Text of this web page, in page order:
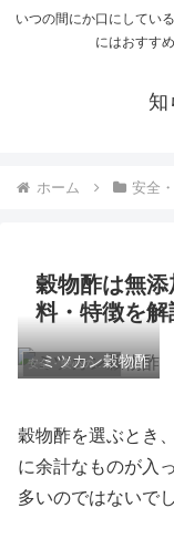
いつの間にか口にしてい
にはおすす
知
ホーム 安全
穀物酢は無
料・特徴を解
安全・安心の商品
ミツカン穀物酢
穀物酢を選ぶとき
に余計なものが入
多いのではないで